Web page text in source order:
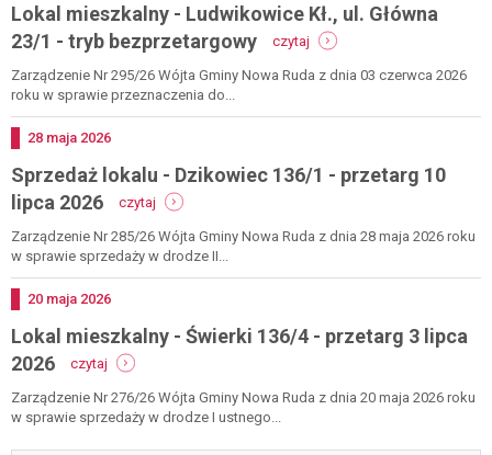
główna
40/6
tryb
Lokal mieszkalny - Ludwikowice Kł., ul. Główna
23/1 - tryb bezprzetargowy
czytaj
lokal
mieszkalny
główna
tryb
Zarządzenie Nr 295/26 Wójta Gminy Nowa Ruda z dnia 03 czerwca 2026
roku w sprawie przeznaczenia do...
Dodano
28 maja 2026
Sprzedaż lokalu - Dzikowiec 136/1 - przetarg 10
lipca 2026
czytaj
sprzedaż
lokalu
-
przetarg
10
2026
Zarządzenie Nr 285/26 Wójta Gminy Nowa Ruda z dnia 28 maja 2026 roku
w sprawie sprzedaży w drodze II...
Dodano
20 maja 2026
Lokal mieszkalny - Świerki 136/4 - przetarg 3 lipca
2026
czytaj
lokal
mieszkalny
-
Zarządzenie Nr 276/26 Wójta Gminy Nowa Ruda z dnia 20 maja 2026 roku
w sprawie sprzedaży w drodze I ustnego...